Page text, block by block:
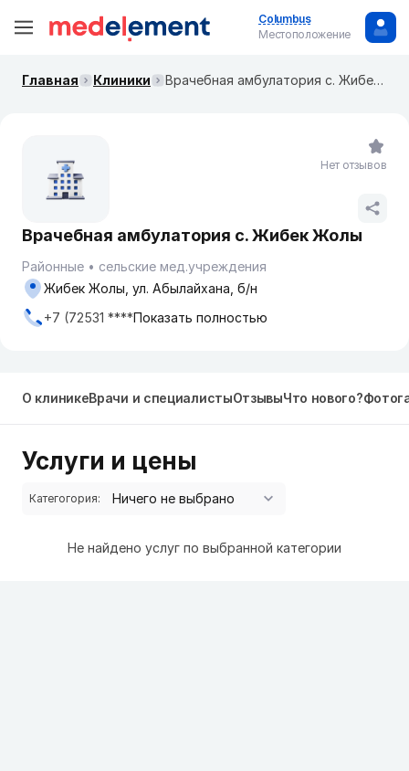
Columbus
Местоположение
Главная Клиники Врачебная амбулатория с. Жибек Жолы
Врачебная амбулатория с. Жибек Жолы
Районные
сельские мед.учреждения
Жибек Жолы, ул. Абылайхана, б/н
+7 (72531 ****Показать полностью
Нет отзывов
О клиникеВрачи и специалистыОтзывыЧто нового?
Услуги и цены
Категогория:
Не найдено услуг по выбранной категории